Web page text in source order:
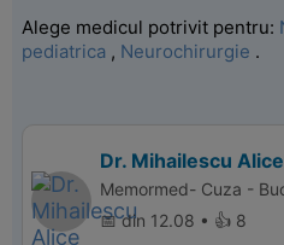
Alege medicul potrivit pentru:
pediatrica , Neurochirurgie .
Dr. Mihailescu
Memormed- Cuza -
📅 din 12.08 • 👍 8